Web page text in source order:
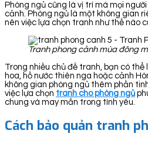
Phòng ngủ cũng là vị trí mà mọi
cảnh. Phòng ngủ là một không gian
nên việc lựa chọn tranh như thế nào
Tranh phong cảnh mùa đông
Trong nhiều chủ đề tranh, bạn có
hoa, hồ nước thiên nga hoặc cảnh
không gian phòng ngủ thêm phần
việc lựa chọn tranh cho phòng ngủ
chung và may mắn trong tình yêu.
Cách bảo quản tranh